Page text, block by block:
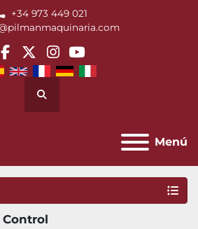
+34 973 449 021
facebook
twitterinstagram
youtube
Buscar
Menú
Control